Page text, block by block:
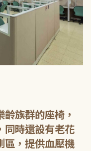
齡族群的座椅，
同時還設有老花
區，提供血壓機